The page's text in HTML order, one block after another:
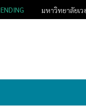
มหาวิทยาลัยเ